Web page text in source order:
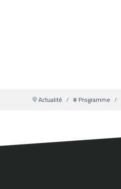
Actualité # Programme